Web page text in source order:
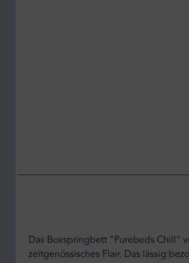
Das Boxspringbett "Purebeds Chill"
zeitgenössisches Flair. Das lässig